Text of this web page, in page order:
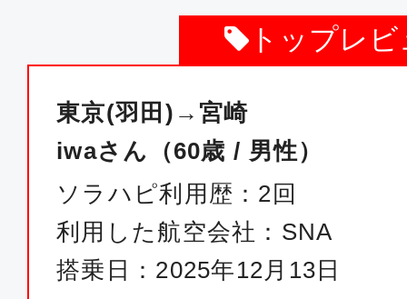
JAL693
普通席
東京(羽田)
14:20
宮崎
JAL695
東京(羽田)
16:25
トップレビ
東京(羽田)→宮崎
iwaさん（60歳 / 男性）
ソラハピ利用歴：2回
利用した航空会社：SNA
搭乗日：2025年12月13日